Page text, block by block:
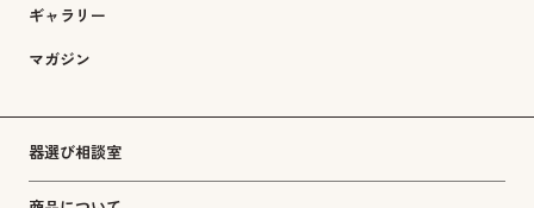
ギャラリー
マガジン
器選び相談室